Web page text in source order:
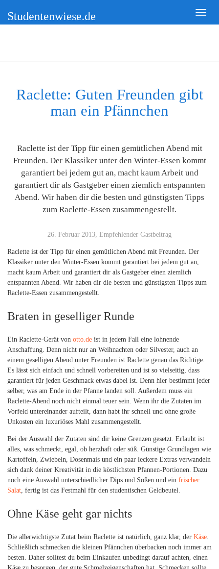
Studentenwiese.de
Raclette: Guten Freunden gibt
man ein Pfännchen
Raclette ist der Tipp für einen gemütlichen Abend mit
Freunden. Der Klassiker unter den Winter-Essen kommt
garantiert bei jedem gut an, macht kaum Arbeit und
garantiert dir als Gastgeber einen ziemlich entspannten
Abend. Wir haben dir die besten und günstigsten Tipps
zum Raclette-Essen zusammengestellt.
26. Februar 2013, Empfehlender Gastbeitrag
Raclette ist der Tipp für einen gemütlichen Abend mit Freunden. Der
Klassiker unter den Winter-Essen kommt garantiert bei jedem gut an,
macht kaum Arbeit und garantiert dir als Gastgeber einen ziemlich
entspannten Abend. Wir haben dir die besten und günstigsten Tipps zum
Raclette-Essen zusammengestellt.
Braten in geselliger Runde
Ein Raclette-Gerät von otto.de ist in jedem Fall eine lohnende
Anschaffung. Denn nicht nur an Weihnachten oder Silvester, auch an
einem geselligen Abend unter Freunden ist Raclette genau das Richtige.
Es lässt sich einfach und schnell vorbereiten und ist so vielseitig, dass
garantiert für jeden Geschmack etwas dabei ist. Denn hier bestimmt jeder
selber, was am Ende in der Pfanne landen soll. Außerdem muss ein
Raclette-Abend noch nicht einmal teuer sein. Wenn ihr die Zutaten im
Vorfeld untereinander aufteilt, dann habt ihr schnell und ohne große
Unkosten ein luxuriöses Mahl zusammengestellt.
Bei der Auswahl der Zutaten sind dir keine Grenzen gesetzt. Erlaubt ist
alles, was schmeckt, egal, ob herzhaft oder süß. Günstige Grundlagen wie
Kartoffeln, Zwiebeln, Dosenmais und ein paar leckere Extras verwandeln
sich dank deiner Kreativität in die köstlichsten Pfannen-Portionen. Dazu
noch eine Auswahl unterschiedlicher Dips und Soßen und ein frischer
Salat, fertig ist das Festmahl für den studentischen Geldbeutel.
Ohne Käse geht gar nichts
Die allerwichtigste Zutat beim Raclette ist natürlich, ganz klar, der Käse.
Schließlich schmecken die kleinen Pfännchen überbacken noch immer am
besten. Daher solltest du beim Einkaufen unbedingt darauf achten, einen